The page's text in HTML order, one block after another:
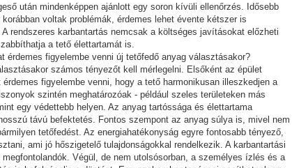
után mindenképpen ajánlott egy soron kívüli ellenőrzés. Idősebb
voltak problémák, érdemes lehet évente kétszer is
rendszeres karbantartás nemcsak a költséges javításokat előzheti
a tető élettartamát is.
érdemes figyelembe venni új tetőfedő anyag választásakor?
számos tényezőt kell mérlegelni. Elsőként az épület
figyelembe venni, hogy a tető harmonikusan illeszkedjen a
szintén meghatározóak - például szeles területeken más
egy védettebb helyen. Az anyag tartóssága és élettartama
távú befektetés. Fontos szempont az anyag súlya is, mivel nem
tetőfedést. Az energiahatékonyság egyre fontosabb tényező,
ami jó hőszigetelő tulajdonságokkal rendelkezik. A karbantartási
Végül, de nem utolsósorban, a személyes ízlés és a